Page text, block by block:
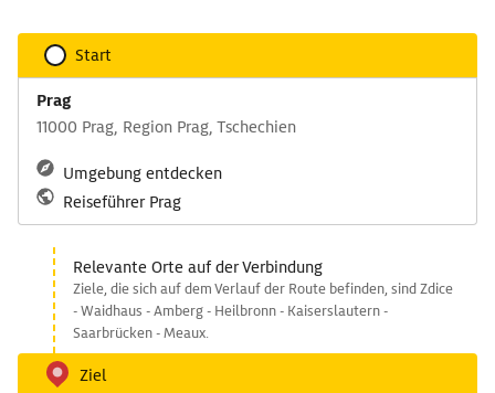
Start
Prag
11000 Prag, Region Prag, Tschechien
Umgebung entdecken
Reiseführer Prag
Relevante Orte auf der Verbindung
Ziele, die sich auf dem Verlauf der Route befinden, sind Zdice
- Waidhaus - Amberg - Heilbronn - Kaiserslautern -
Saarbrücken - Meaux.
Ziel